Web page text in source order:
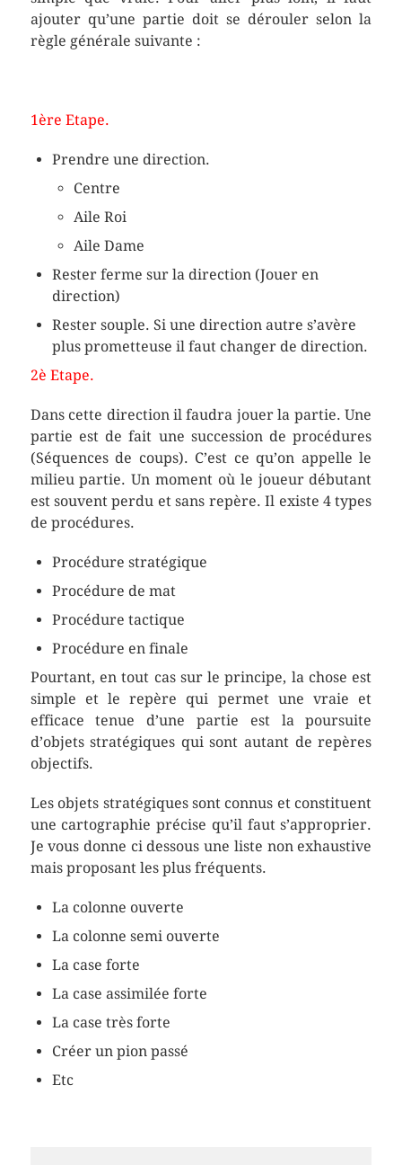
ajouter qu’une partie doit se dérouler selon la
règle générale suivante :
1ère Etape.
Prendre une direction.
Centre
Aile Roi
Aile Dame
Rester ferme sur la direction (Jouer en
direction)
Rester souple. Si une direction autre s’avère
plus prometteuse il faut changer de direction.
2è Etape.
Dans cette direction il faudra jouer la partie. Une
partie est de fait une succession de procédures
(Séquences de coups). C’est ce qu’on appelle le
milieu partie. Un moment où le joueur débutant
est souvent perdu et sans repère. Il existe 4 types
de procédures.
Procédure stratégique
Procédure de mat
Procédure tactique
Procédure en finale
Pourtant, en tout cas sur le principe, la chose est
simple et le repère qui permet une vraie et
efficace tenue d’une partie est la poursuite
d’objets stratégiques qui sont autant de repères
objectifs.
Les objets stratégiques sont connus et constituent
une cartographie précise qu’il faut s’approprier.
Je vous donne ci dessous une liste non exhaustive
mais proposant les plus fréquents.
La colonne ouverte
La colonne semi ouverte
La case forte
La case assimilée forte
La case très forte
Créer un pion passé
Etc